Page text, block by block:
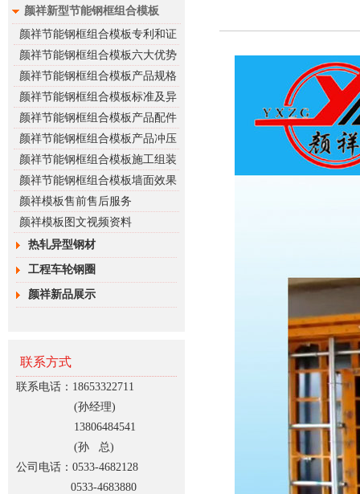
颜祥新型节能钢框组合模板
颜祥节能钢框组合模板专利和证
书
颜祥节能钢框组合模板六大优势
颜祥节能钢框组合模板产品规格
介绍
颜祥节能钢框组合模板标准及异
形模板
颜祥节能钢框组合模板产品配件
介绍
颜祥节能钢框组合模板产品冲压
介绍
颜祥节能钢框组合模板施工组装
效果图展示
颜祥节能钢框组合模板墙面效果
图
颜祥模板售前售后服务
颜祥模板图文视频资料
热轧异型钢材
工程车轮钢圈
颜祥新品展示
联系方式
联系电话：18653322711
(孙经理)
13806484541
(孙 总)
公司电话：0533-4682128
0533-4683880